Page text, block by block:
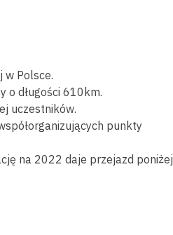
w Polsce.
o długości 610km.
uczestników.
punkty
na 2022 daje przejazd poniżej